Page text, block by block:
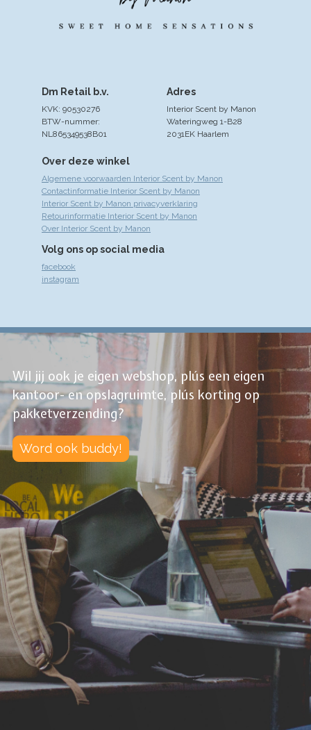
Over deze winkel
Algemene voorwaarden Interior Scent by Manon
Contactinformatie Interior Scent by Manon
Interior Scent by Manon privacyverklaring
Retourinformatie Interior Scent by Manon
Over Interior Scent by Manon
Volg ons op social media
facebook
instagram
Adres
Interior Scent by Manon
Wateringweg 1-B28
2031EK Haarlem
Dm Retail b.v.
KVK: 90530276
BTW-nummer:
NL865349538B01
Wil jij ook je eigen webshop, plús een eigen
kantoor- en opslagruimte, plús korting op
pakketverzending?
Word ook buddy!